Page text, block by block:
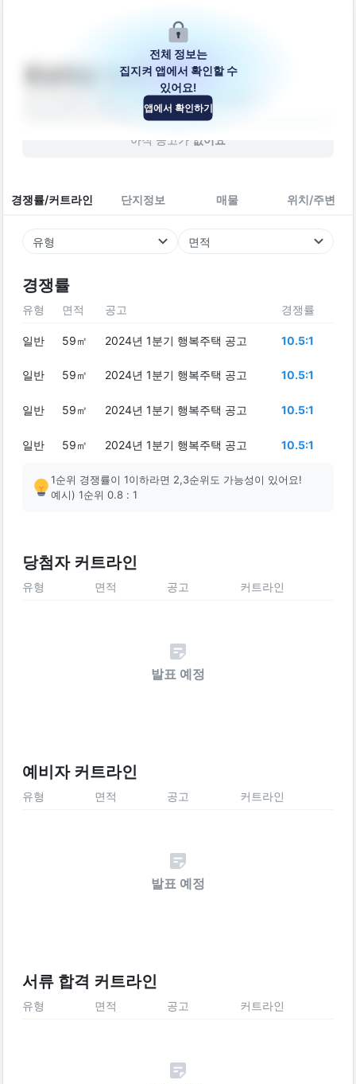
화성매송 1단지
경기도 화성시 효행구 매송면 매송로360번길 11
아직 공고가 없어요
경쟁률/커트라인 단지정보 매물 위치/주변
유형 면적
경쟁률
전체 정보는
집지켜 앱에서 확인할 수
있어요!
앱에서 확인하기
유형 면적 공고 경쟁률
일반 59㎡ 2024년 1분기 행복주택 공고 10.5:1
일반 59㎡ 2024년 1분기 행복주택 공고 10.5:1
일반 59㎡ 2024년 1분기 행복주택 공고 10.5:1
일반 59㎡ 2024년 1분기 행복주택 공고 10.5:1
1순위 경쟁률이 1이하라면 2,3순위도 가능성이 있어요!
예시) 1순위 0.8 : 1
당첨자 커트라인
유형 면적 공고 커트라인
발표 예정
예비자 커트라인
유형 면적 공고 커트라인
발표 예정
서류 합격 커트라인
유형 면적 공고 커트라인